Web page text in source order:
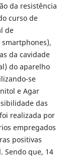
da resistência
curso de
de
da cavidade
do aparelho
se
e Agar
das
realizada por
empregados
positivas
Sendo que, 14